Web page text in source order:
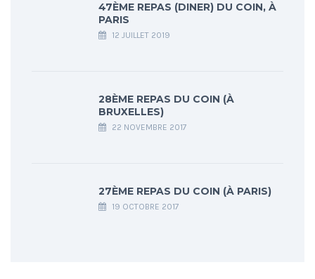
47ÈME REPAS (DINER) DU COIN, À
PARIS
12 JUILLET 2019
28ÈME REPAS DU COIN (À
BRUXELLES)
22 NOVEMBRE 2017
27ÈME REPAS DU COIN (À PARIS)
19 OCTOBRE 2017